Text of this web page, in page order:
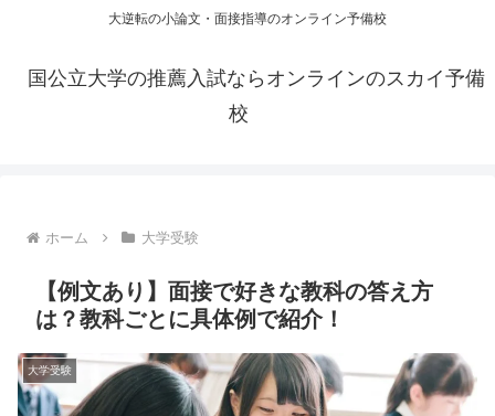
大逆転の小論文・面接指導のオンライン予備校
国公立大学の推薦入試ならオンラインのスカイ予備
校
ホーム 大学受験
【例文あり】面接で好きな教科の答え方
は？教科ごとに具体例で紹介！
大学受験